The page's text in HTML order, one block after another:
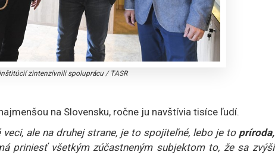
zintenzívnili spoluprácu/ TASR
na Slovensku, ročne ju navštívia tisíce ľudí.
ale na druhej strane, je to spojiteľné, lebo je topríroda,
priniesť všetkým zúčastneným subjektom to, že sa zvýši